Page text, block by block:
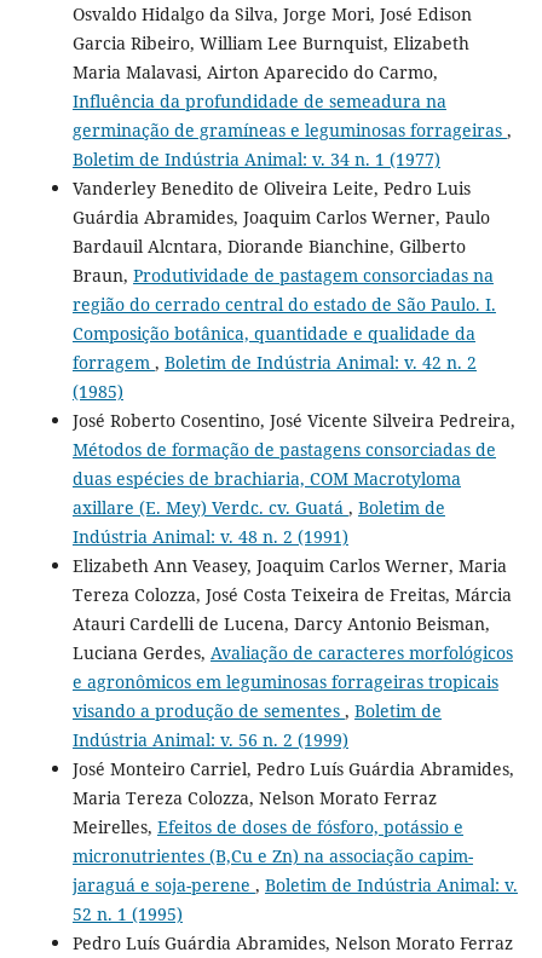
Osvaldo Hidalgo da Silva, Jorge Mori, José Edison
Garcia Ribeiro, William Lee Burnquist, Elizabeth
Maria Malavasi, Airton Aparecido do Carmo,
Influência da profundidade de semeadura na
germinação de gramíneas e leguminosas forrageiras ,
Boletim de Indústria Animal: v. 34 n. 1 (1977)
Vanderley Benedito de Oliveira Leite, Pedro Luis
Guárdia Abramides, Joaquim Carlos Werner, Paulo
Bardauil Alcntara, Diorande Bianchine, Gilberto
Braun, Produtividade de pastagem consorciadas na
região do cerrado central do estado de São Paulo. I.
Composição botânica, quantidade e qualidade da
forragem , Boletim de Indústria Animal: v. 42 n. 2
(1985)
José Roberto Cosentino, José Vicente Silveira Pedreira,
Métodos de formação de pastagens consorciadas de
duas espécies de brachiaria, COM Macrotyloma
axillare (E. Mey) Verdc. cv. Guatá , Boletim de
Indústria Animal: v. 48 n. 2 (1991)
Elizabeth Ann Veasey, Joaquim Carlos Werner, Maria
Tereza Colozza, José Costa Teixeira de Freitas, Márcia
Atauri Cardelli de Lucena, Darcy Antonio Beisman,
Luciana Gerdes, Avaliação de caracteres morfológicos
e agronômicos em leguminosas forrageiras tropicais
visando a produção de sementes , Boletim de
Indústria Animal: v. 56 n. 2 (1999)
José Monteiro Carriel, Pedro Luís Guárdia Abramides,
Maria Tereza Colozza, Nelson Morato Ferraz
Meirelles, Efeitos de doses de fósforo, potássio e
micronutrientes (B,Cu e Zn) na associação capim-
jaraguá e soja-perene , Boletim de Indústria Animal: v.
52 n. 1 (1995)
Pedro Luís Guárdia Abramides, Nelson Morato Ferraz